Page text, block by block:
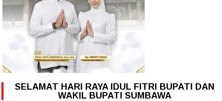
SELAMAT HARI RAYA IDUL FITRI BUPATI DAN
WAKIL BUPATI SUMBAWA